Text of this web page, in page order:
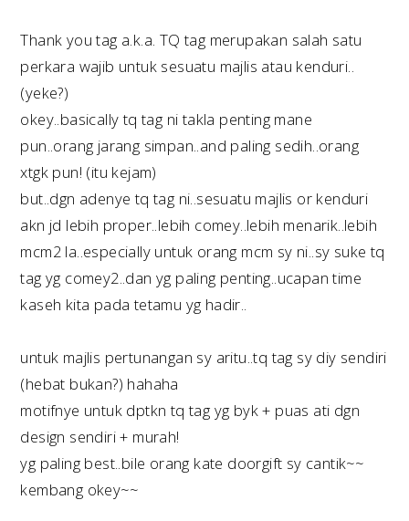
Thank you tag a.k.a. TQ tag merupakan salah satu
perkara wajib untuk sesuatu majlis atau kenduri..
(yeke?)
okey..basically tq tag ni takla penting mane
pun..orang jarang simpan..and paling sedih..orang
xtgk pun! (itu kejam)
but..dgn adenye tq tag ni..sesuatu majlis or kenduri
akn jd lebih proper..lebih comey..lebih menarik..lebih
mcm2 la..especially untuk orang mcm sy ni..sy suke tq
tag yg comey2..dan yg paling penting..ucapan time
kaseh kita pada tetamu yg hadir..
untuk majlis pertunangan sy aritu..tq tag sy diy sendiri
(hebat bukan?) hahaha
motifnye untuk dptkn tq tag yg byk + puas ati dgn
design sendiri + murah!
yg paling best..bile orang kate doorgift sy cantik~~
kembang okey~~